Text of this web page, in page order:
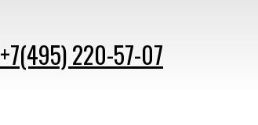
+7(495) 220-57-07